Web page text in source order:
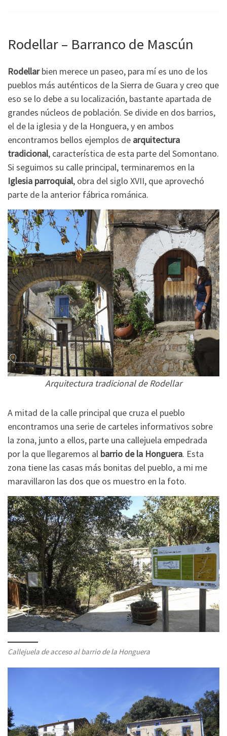
Rodellar – Barranco de Mascún
Rodellarbien merece un paseo, para mí es uno de los
pueblos más auténticos de la Sierra de Guara y creo que
eso se lo debe a su localización, bastante apartada de
grandes núcleos de población. Se divide en dos barrios,
el de la iglesia y de la Honguera, y en ambos
encontramos bellos ejemplos de arquitectura
tradicional, característica de esta parte del Somontano.
Si seguimos su calle principal, terminaremos en la
Iglesia parroquial, obra del siglo XVII, que aprovechó
parte de la anterior fábrica románica.
Arquitectura tradicional de Rodellar
A mitad de la calle principal que cruza el pueblo
encontramos una serie de carteles informativos sobre
la zona, junto a ellos, parte una callejuela empedrada
por la que llegaremos al barrio de la Honguera. Esta
zona tiene las casas más bonitas del pueblo, a mi me
maravillaron las dos que os muestro en la foto.
Callejuela de acceso al barrio de la Honguera